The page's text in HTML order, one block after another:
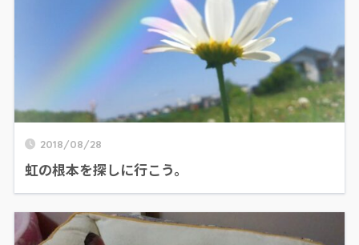
2018/08/28
虹の根本を探しに行こう。